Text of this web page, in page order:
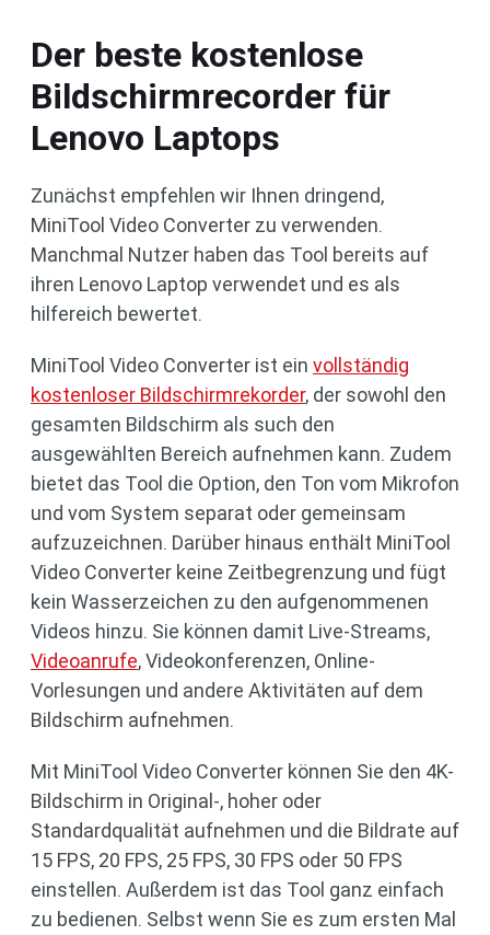
Der beste kostenlose
Bildschirmrecorder für
Lenovo Laptops
Zunächst empfehlen wir Ihnen dringend,
MiniTool Video Converter zu verwenden.
Manchmal Nutzer haben das Tool bereits auf
ihren Lenovo Laptop verwendet und es als
hilfereich bewertet.
MiniTool Video Converter ist ein vollständig
kostenloser Bildschirmrekorder, der sowohl den
gesamten Bildschirm als such den
ausgewählten Bereich aufnehmen kann. Zudem
bietet das Tool die Option, den Ton vom Mikrofon
und vom System separat oder gemeinsam
aufzuzeichnen. Darüber hinaus enthält MiniTool
Video Converter keine Zeitbegrenzung und fügt
kein Wasserzeichen zu den aufgenommenen
Videos hinzu. Sie können damit Live-Streams,
Videoanrufe, Videokonferenzen, Online-
Vorlesungen und andere Aktivitäten auf dem
Bildschirm aufnehmen.
Mit MiniTool Video Converter können Sie den 4K-
Bildschirm in Original-, hoher oder
Standardqualität aufnehmen und die Bildrate auf
15 FPS, 20 FPS, 25 FPS, 30 FPS oder 50 FPS
einstellen. Außerdem ist das Tool ganz einfach
zu bedienen. Selbst wenn Sie es zum ersten Mal